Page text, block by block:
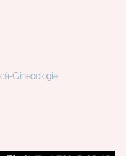
Ginecologie